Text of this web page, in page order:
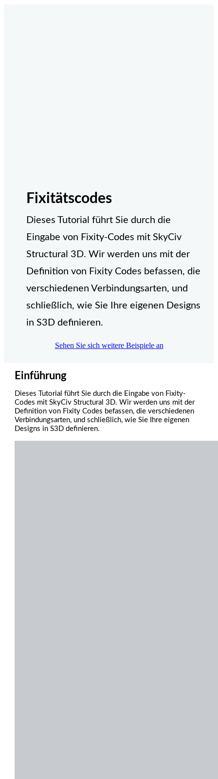
Fixitätscodes
Dieses Tutorial führt Sie durch die
Eingabe von Fixity-Codes mit SkyCiv
Structural 3D. Wir werden uns mit der
Definition von Fixity Codes befassen, die
verschiedenen Verbindungsarten, und
schließlich, wie Sie Ihre eigenen Designs
in S3D definieren.
Sehen Sie sich weitere Beispiele an
Einführung
Dieses Tutorial führt Sie durch die Eingabe von Fixity-
Codes mit SkyCiv Structural 3D. Wir werden uns mit der
Definition von Fixity Codes befassen, die verschiedenen
Verbindungsarten, und schließlich, wie Sie Ihre eigenen
Designs in S3D definieren.